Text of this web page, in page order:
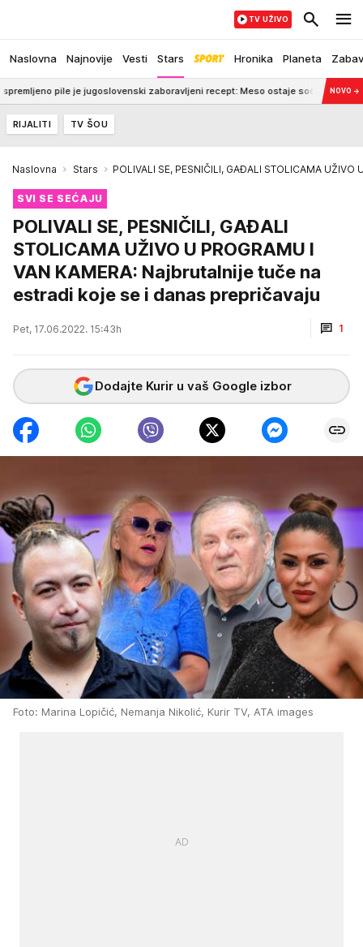
Naslovna Najnovije Vesti Stars Hronika Planeta
TV UŽIVO
je jugoslovenski zaboravljeni recept: Meso ostaje sočno, a korica zlatna iNOVO →
RIJALITI TV ŠOU
Naslovna Stars POLIVALI SE, PESNIČILI, GAĐALI STOLICAMA
SVI SE SEĆAJU
POLIVALI SE, PESNIČILI, GAĐALI
STOLICAMA UŽIVO U PROGRAMU I
VAN KAMERA: Najbrutalnije tuče na
estradi koje se i danas prepričavaju
Pet, 17.06.2022. 15:43h 1
Dodajte Kurir u vaš Google izbor
Foto: Marina Lopičić, Nemanja Nikolić, Kurir TV, ATA images